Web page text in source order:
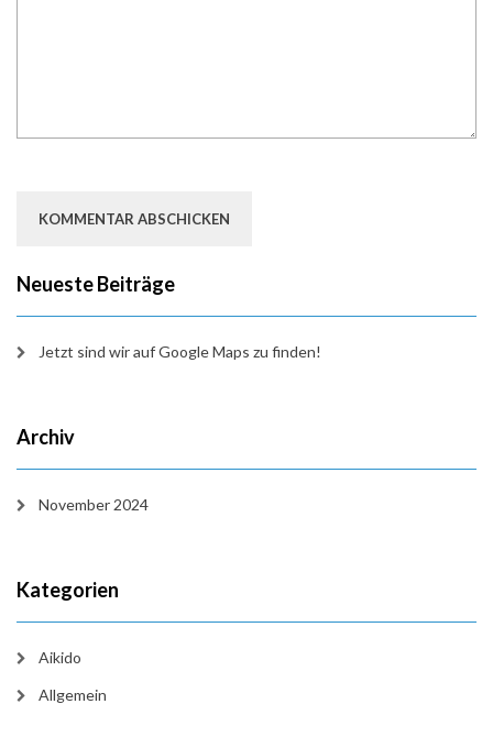
Neueste Beiträge
Jetzt sind wir auf Google Maps zu finden!
Archiv
November 2024
Kategorien
Aikido
Allgemein